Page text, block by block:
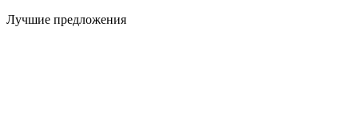
Лучшие предложения